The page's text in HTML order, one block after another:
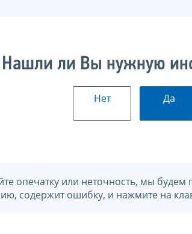
Нашли ли Вы нужную
Нет Да
опечатку или неточность, мы
содержит ошибку, и нажмите на